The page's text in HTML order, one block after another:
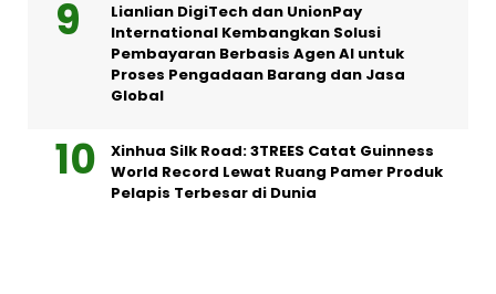
Lianlian DigiTech dan UnionPay
International Kembangkan Solusi
Pembayaran Berbasis Agen AI untuk
Proses Pengadaan Barang dan Jasa
Global
Xinhua Silk Road: 3TREES Catat Guinness
World Record Lewat Ruang Pamer Produk
Pelapis Terbesar di Dunia